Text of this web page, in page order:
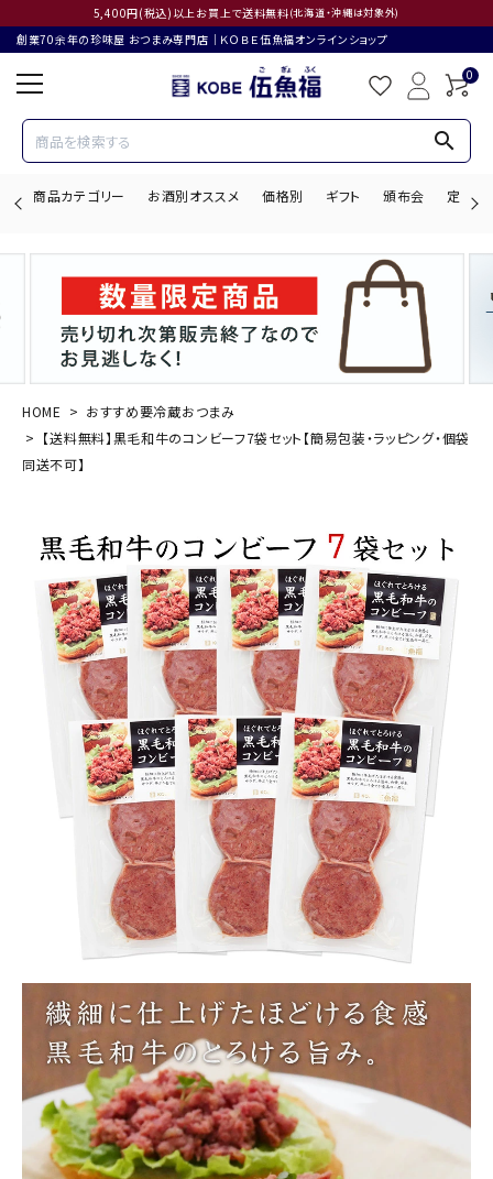
5,400円(税込)以上お買上で送料無料(北海道・沖縄は対象外)
創業70余年の珍味屋 おつまみ専門店│ＫＯＢＥ伍魚福オンラインショップ
0
search
商品カテゴリー お酒別オススメ 価格別 ギフト 頒布会 定期購
search
ACCOUNT MENU
ログイン
お酒別オススメ
価格別
お問い合わせ
ご利用ガイド
HOME
おすすめ要冷蔵おつまみ
【送料無料】黒毛和牛のコンビーフ7袋セット【簡易包装・ラッピング・個袋
同送不可】